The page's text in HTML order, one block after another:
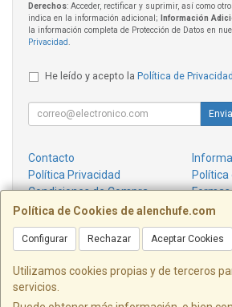
Política de Cookies de alenchufe.com
Configurar Rechazar Aceptar Cookies
Utilizamos cookies propias y de terceros
servicios.
Derechos: Acceder, rectificar y suprimir, así como
indica en la información adicional;
Información
la información completa de Protección de Datos en
Privacidad .
He leído y acepto la Política de Privacidad
Contacto
Política Privacidad
Política
Condiciones de Compra
¿Quienes Somos?
Contacto
info@alenchufe.com